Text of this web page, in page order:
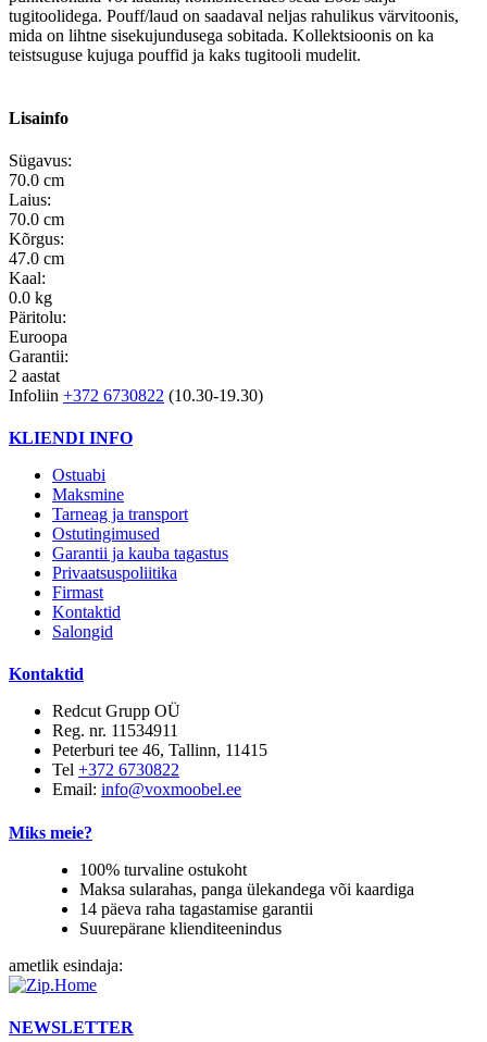
tugitoolidega. Pouff/laud on saadaval neljas rahulikus värvitoonis,
mida on lihtne sisekujundusega sobitada. Kollektsioonis on ka
teistsuguse kujuga pouffid ja kaks tugitooli mudelit.
Lisainfo
Sügavus:
70.0 cm
Laius:
70.0 cm
Kõrgus:
47.0 cm
Kaal:
0.0 kg
Päritolu:
Euroopa
Garantii:
2 aastat
Infoliin +372 6730822 (10.30-19.30)
KLIENDI INFO
Ostuabi
Maksmine
Tarneag ja transport
Ostutingimused
Garantii ja kauba tagastus
Privaatsuspoliitika
Firmast
Kontaktid
Salongid
Kontaktid
Redcut Grupp OÜ
Reg. nr. 11534911
Peterburi tee 46, Tallinn, 11415
Tel +372 6730822
Email: info@voxmoobel.ee
Miks meie?
100% turvaline ostukoht
Maksa sularahas, panga ülekandega või kaardiga
14 päeva raha tagastamise garantii
Suurepärane klienditeenindus
ametlik esindaja:
NEWSLETTER